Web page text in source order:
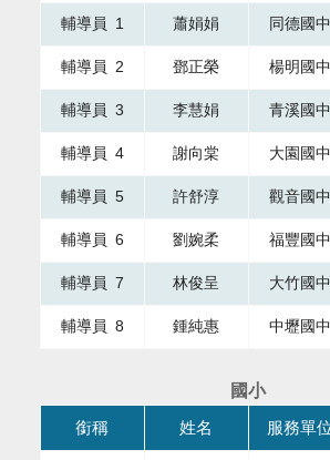
輔導員 1 蕭娟娟 同德國中
輔導員 2 鄧正榮 楊明國中
輔導員 3 李慧娟 青溪國中
輔導員 4 謝向棠 大園國中
輔導員 5 許舒淳 觀音國中
輔導員 6 劉婉柔 福豐國中
輔導員 7 林俊呈 大竹國中
輔導員 8 鍾純惠 中壢國中
國小
本表格為組織成員，共有四個直欄，
銜稱 姓名 服務單